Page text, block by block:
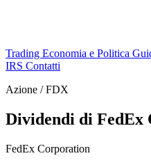
Trading Economia e Politica
IRS Contatti
Azione / FDX
Dividendi di FedEx
FedEx Corporation